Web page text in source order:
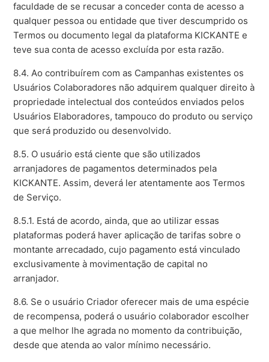
faculdade de se recusar a conceder conta de acesso a
qualquer pessoa ou entidade que tiver descumprido os
Termos ou documento legal da plataforma KICKANTE e
teve sua conta de acesso excluída por esta razão.
8.4. Ao contribuírem com as Campanhas existentes os
Usuários Colaboradores não adquirem qualquer direito à
propriedade intelectual dos conteúdos enviados pelos
Usuários Elaboradores, tampouco do produto ou serviço
que será produzido ou desenvolvido.
8.5. O usuário está ciente que são utilizados
arranjadores de pagamentos determinados pela
KICKANTE. Assim, deverá ler atentamente aos Termos
de Serviço.
8.5.1. Está de acordo, ainda, que ao utilizar essas
plataformas poderá haver aplicação de tarifas sobre o
montante arrecadado, cujo pagamento está vinculado
exclusivamente à movimentação de capital no
arranjador.
8.6. Se o usuário Criador oferecer mais de uma espécie
de recompensa, poderá o usuário colaborador escolher
a que melhor lhe agrada no momento da contribuição,
desde que atenda ao valor mínimo necessário.